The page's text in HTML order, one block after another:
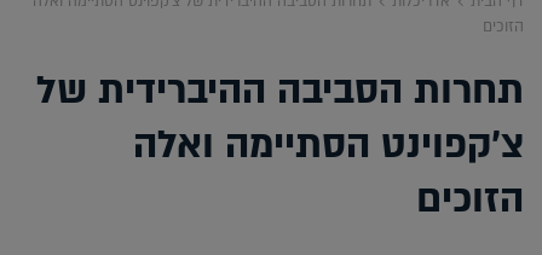
הזוכים
תחרות הסביבה ההיברידית של
צ'קפוינט הסתיימה ואלה
הזוכים